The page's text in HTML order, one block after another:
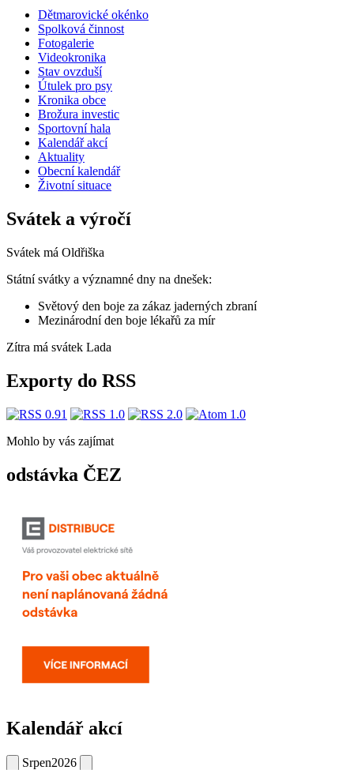
Dětmarovické okénko
Spolková činnost
Fotogalerie
Videokronika
Stav ovzduší
Útulek pro psy
Kronika obce
Brožura investic
Sportovní hala
Kalendář akcí
Aktuality
Obecní kalendář
Životní situace
Svátek a výročí
Svátek má Oldřiška
Státní svátky a významné dny na dnešek:
Světový den boje za zákaz jaderných zbraní
Mezinárodní den boje lékařů za mír
Zítra má svátek Lada
Exporty do RSS
Mohlo by vás zajímat
odstávka ČEZ
Kalendář akcí
Srpen2026